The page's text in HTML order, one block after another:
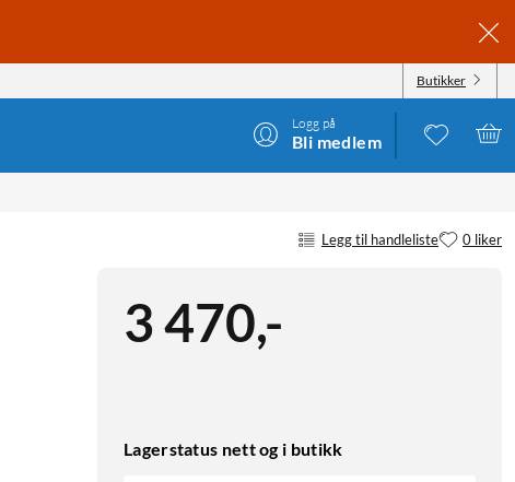
Butikker
Logg på
Bli medlem
Legg til handleliste 0 liker
3 470,-
Lagerstatus nett og i butikk